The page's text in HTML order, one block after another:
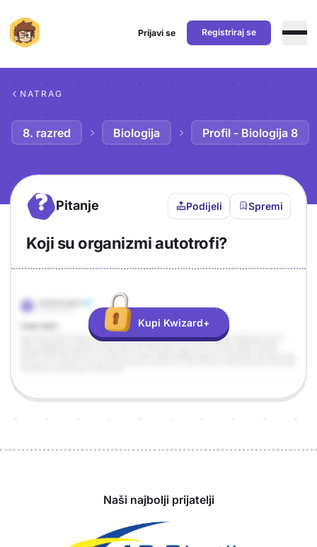
Prijavi se Registriraj se
NATRAG
8. razred Biologija Profil - Biologija 8
? Pitanje Podijeli Spremi
Koji su organizmi autotrofi?
Odgovor
Objašnjenje
Kupi Kwizard+
Naši najbolji prijatelji